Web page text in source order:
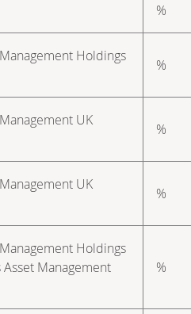
%
Holdings
%
UK
%
UK
%
Holdings
Asset Management
%